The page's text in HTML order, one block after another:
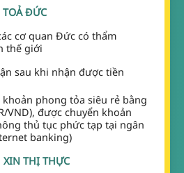
TOẢ ĐỨC
cơ quan Đức có thẩm
thế giới
sau khi nhận được tiền
phong tỏa siêu rẻ bằng
VND), được chuyển khoản
thủ tục phức tạp tại ngân
banking)
THỊ THỰC